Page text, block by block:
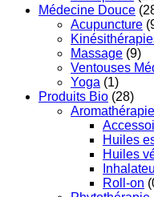
Médecine Douce
Acupuncture
Massage (9)
Ventouses
Yoga (1)
Produits Bio (28)
Aromathérapie
Huiles
Huiles
Roll-on